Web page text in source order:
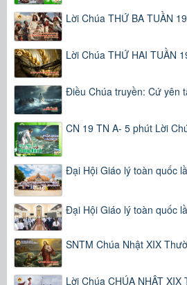
Lời Chúa THỨ BA TUẦN
Lời Chúa THỨ HAI TUẦN
Điều Chúa truyền: Cứ yên
CN 19 TN A- 5 phút Lời
Đại Hội Giáo lý toàn quốc
Đại Hội Giáo lý toàn quốc
SNTM Chúa Nhật XIX
Lời Chúa CHÚA NHẬT XIX